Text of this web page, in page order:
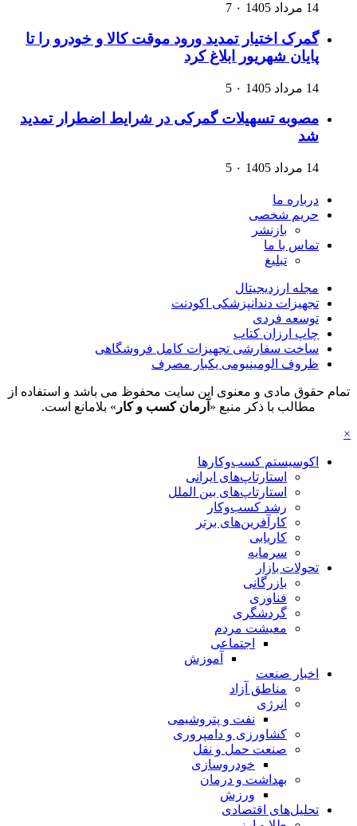
14 مرداد 1405 ۰ 7
گمرک اختیار تمدید ورود موقت کالا و خودرو را تا
پایان شهریور ابلاغ کرد
14 مرداد 1405 ۰ 5
مصوبه تسهیلات گمرکی در شرایط اضطرار تمدید
شد
14 مرداد 1405 ۰ 5
درباره ما
حریم شخصی
بازنشر
تماس با ما
تبلیغ
مجله ارزدیجیتال
تجهیزات دندانپزشکی اکودنت
توسعه فردی
چاپ ارزان کتاب
ساخت سفارشی تجهیزات کامل فروشگاهی
ظروف الومینیومی یکبار مصرف
تمام حقوق مادی و معنوی این سایت محفوظ می باشد و استفاده از
مطالب با ذکر منبع « آرمان کسب و کار » بلامانع است.
×
اکوسیستم کسب‌وکارها
استارتاپ‌های ایرانی
استارتاپ‌های بین الملل
رشد کسب‌وکار
کارآفرین‌های برتر
کاریابی
سرمایه
تحولات بازار
بازرگانی
فناوری
گردشگری
معیشت مردم
اجتماعی
آموزش
اخبار صنعت
مناطق آزاد
انرژی
نفت و پتروشیمی
کشاورزی و دامپروری
صنعت حمل و نقل
خودروسازی
بهداشت و درمان
ورزش
تحلیل‌های اقتصادی